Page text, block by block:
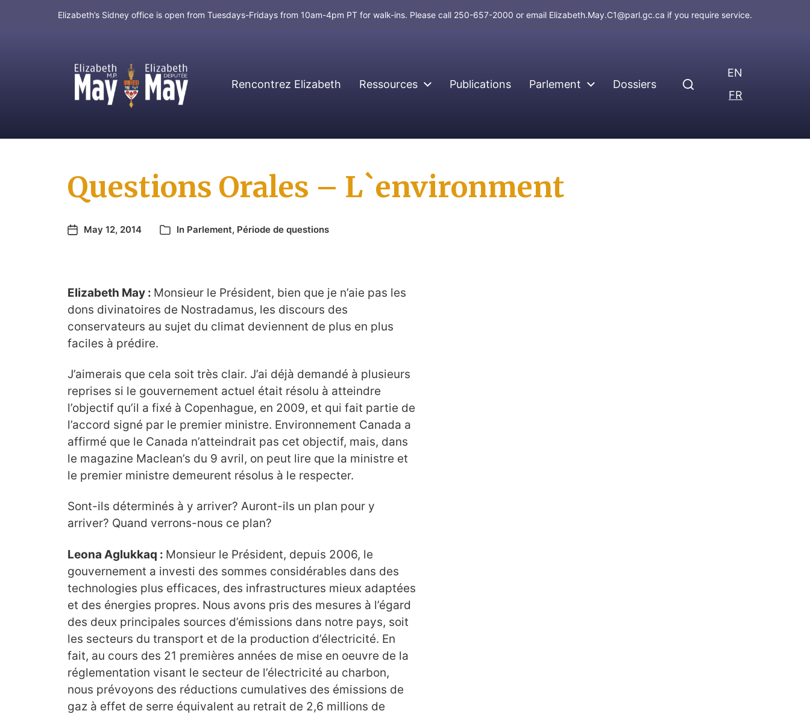
Elizabeth’s Sidney office is open from Tuesdays-Fridays from 10am-4pm PT for walk-ins. Please call 250-657-2000 or email Elizabeth.May.C1@parl.gc.ca if you require service.
MP for Saanich and Gulf Islands Rencontrez Elizabeth Ressources Publications Parlement Dossiers
EN
FR
Questions Orales – L`environment
May 12, 2014 In Parlement, Période de questions
Elizabeth May : Monsieur le Président, bien que je n’aie pas les
dons divinatoires de Nostradamus, les discours des
conservateurs au sujet du climat deviennent de plus en plus
faciles à prédire.
J’aimerais que cela soit très clair. J’ai déjà demandé à plusieurs
reprises si le gouvernement actuel était résolu à atteindre
l’objectif qu’il a fixé à Copenhague, en 2009, et qui fait partie de
l’accord signé par le premier ministre. Environnement Canada a
affirmé que le Canada n’atteindrait pas cet objectif, mais, dans
le magazine Maclean’s du 9 avril, on peut lire que la ministre et
le premier ministre demeurent résolus à le respecter.
Sont-ils déterminés à y arriver? Auront-ils un plan pour y
arriver? Quand verrons-nous ce plan?
Leona Aglukkaq : Monsieur le Président, depuis 2006, le
gouvernement a investi des sommes considérables dans des
technologies plus efficaces, des infrastructures mieux adaptées
et des énergies propres. Nous avons pris des mesures à l’égard
des deux principales sources d’émissions dans notre pays, soit
les secteurs du transport et de la production d’électricité. En
fait, au cours des 21 premières années de mise en oeuvre de la
réglementation visant le secteur de l’électricité au charbon,
nous prévoyons des réductions cumulatives des émissions de
gaz à effet de serre équivalent au retrait de 2,6 millions de